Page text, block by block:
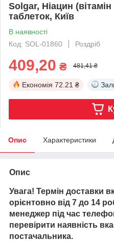
Solgar, Ніацин
таблеток, Київ
В наявності
Код: SOL-01860
Роздріб
409,20 ₴ 481,41 ₴
Економія 72.21 ₴
Опис Характеристики
Опис
Увага! Термін доставки
орієнтовно від 7 до 14
менеджер під час
перевірити наявність
постачальника.